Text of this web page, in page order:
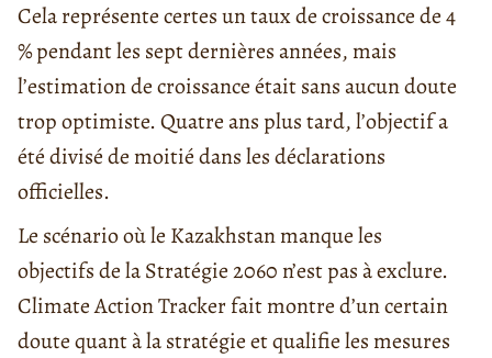
Cela représente certes un taux de croissance de 4
% pendant les sept dernières années, mais
l’estimation de croissance était sans aucun doute
trop optimiste. Quatre ans plus tard, l’objectif a
été divisé de moitié dans les déclarations
officielles.
Le scénario où le Kazakhstan manque les
objectifs de la Stratégie 2060 n’est pas à exclure.
Climate Action Tracker fait montre d’un certain
doute quant à la stratégie et qualifie les mesures